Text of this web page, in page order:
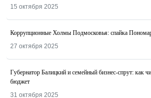
15 октября 2025
Коррупционные Холмы Подмосковья: спайка
27 октября 2025
Губернатор Балицкий и семейный бизнес-спрут: как
бюджет
31 октября 2025